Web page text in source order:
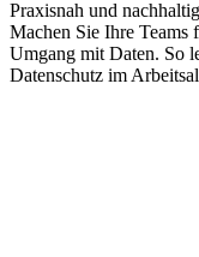
Praxisnah und nachhaltig
Machen Sie Ihre Teams
Umgang mit Daten. So
Datenschutz im